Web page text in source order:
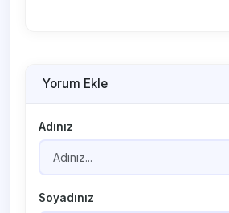
Yorum Ekle
Adınız
Soyadınız